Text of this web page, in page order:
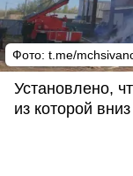
Фото: t.me/
Установлено,
из которой